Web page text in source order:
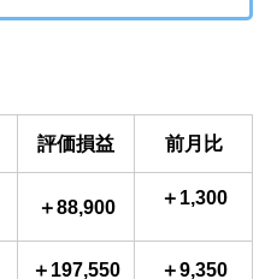
評価損益 前月比
＋88,900 ＋1,300
＋197,550 ＋9,350